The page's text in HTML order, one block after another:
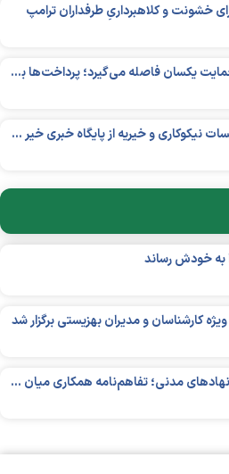
خشونت و کلاهبرداریِ طرفداران ترامپ
سید جواد حسینی: بهزیستی از حمایت یکسان فاصله می‌گیرد؛ پرداخت‌ها بر اساس نوع معلولیت و میزان نیاز تغییر می‌کند
تجلیل دبیرخانۀ شبکۀ ملی مؤسسات نیکوکاری و خیریه از پایگاه خبری خیر ایران
به خودش رساند
کارشناسان و مدیران بهزیستی برگزار شد
گامی دیگر برای پیوند دانشگاه و نهادهای مدنی؛ تفاهم‌نامه همکاری میان «شبکه ملی» و «دانشگاه هنر ایران» منعقد شد